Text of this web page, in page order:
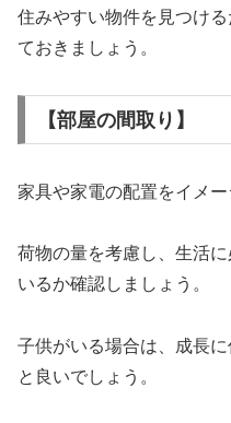
住みやすい物件を見つけ
ておきましょう。
【部屋の間取り】
家具や家電の配置をイメー
荷物の量を考慮し、生活
いるか確認しましょう。
子供がいる場合は、成長
と良いでしょう。